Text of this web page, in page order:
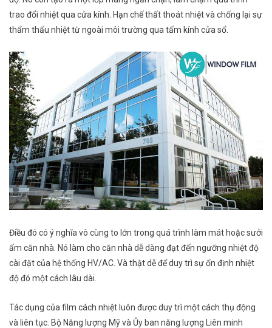
trao đổi nhiệt qua cửa kính. Hạn chế thất thoát nhiệt và chống lại sự
thẩm thấu nhiệt từ ngoài môi trường qua tấm kính cửa sổ.
Điều đó có ý nghĩa vô cùng to lớn trong quá trình làm mát hoặc sưởi
ấm căn nhà. Nó làm cho căn nhà dễ dàng đạt đến ngưỡng nhiệt độ
cài đặt của hệ thống HV/AC. Và thật dễ để duy trì sự ổn định nhiệt
độ đó một cách lâu dài.
Tác dụng của film cách nhiệt luôn được duy trì một cách thụ động
và liên tục. Bộ Năng lượng Mỹ và Ủy ban năng lượng Liên minh